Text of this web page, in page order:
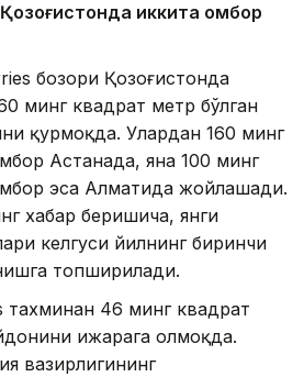
иккита омбор
бозори Қозоғистонда
минг квадрат метр бўлган
қурмоқда. Улардан 160 минг
Астанада, яна 100 минг
эса Алматида жойлашади.
хабар беришича, янги
келгуси йилнинг биринчи
топширилади.
тахминан 46 минг квадрат
ижарага олмоқда.
вазирлигининг